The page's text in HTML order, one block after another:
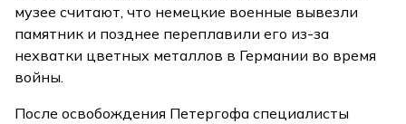
музее считают, что немецкие военные вывезли
памятник и позднее переплавили его из-за
нехватки цветных металлов в Германии во время
войны.
После освобождения Петергофа специалисты